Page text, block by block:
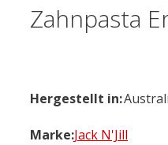
Zahnpasta
Hergestellt in:
Marke:Jack N'Jill